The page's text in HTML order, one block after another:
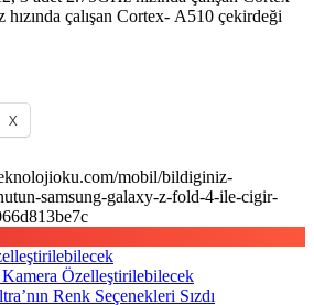
çalışan Cortex- A510 çekirdeği
X
mobil/bildiginiz-
samsung-galaxy-z-fold-4-ile-cigir-
Özelleştirilebilecek